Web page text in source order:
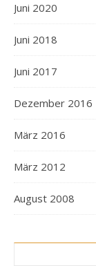
Juni 2020
Juni 2018
Juni 2017
Dezember 2016
März 2016
März 2012
August 2008